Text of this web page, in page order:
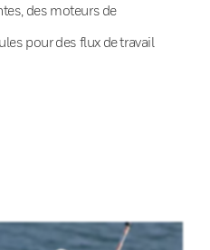
des moteurs de
pour des flux de travail